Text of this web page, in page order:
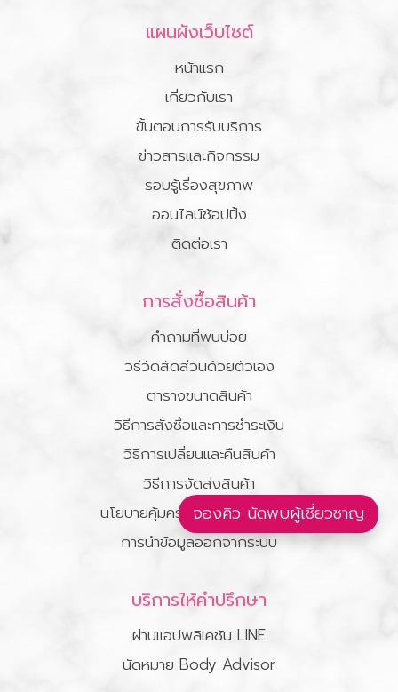
จองคิว นัดพบผู้เชี่ยวชาญ
แผนผังเว็บไซต์
หน้าแรก
เกี่ยวกับเรา
ขั้นตอนการรับบริการ
ข่าวสารและกิจกรรม
รอบรู้เรื่องสุขภาพ
ออนไลน์ช้อปปิ้ง
ติดต่อเรา
การสั่งซื้อสินค้า
คำถามที่พบบ่อย
วิธีวัดสัดส่วนด้วยตัวเอง
ตารางขนาดสินค้า
วิธีการสั่งซื้อและการชำระเงิน
วิธีการเปลี่ยนและคืนสินค้า
วิธีการจัดส่งสินค้า
นโยบายคุ้มครองข้อมูลส่วนบุคคล
การนำข้อมูลออกจากระบบ
บริการให้คำปรึกษา
ผ่านแอปพลิเคชัน LINE
นัดหมาย Body Advisor